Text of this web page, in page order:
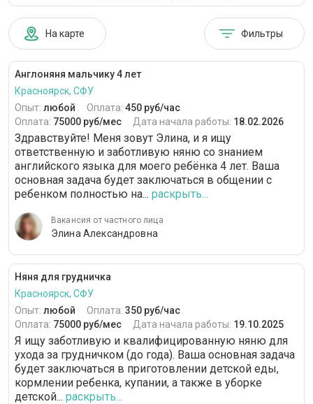
На карте Фильтры
Англоняня мальчику 4 лет
Красноярск, СФУ
Опыт: любой Оплата: 450 руб/час
Оплата: 75000 руб/мес Дата начала работы: 18.02.2026
Здравствуйте! Меня зовут Элина, и я ищу
ответственную и заботливую няню со знанием
английского языка для моего ребёнка 4 лет. Ваша
основная задача будет заключаться в общении с
ребенком полностью на... раскрыть...
Вакансия от частного лица
Элина Александровна
Няня для грудничка
Красноярск, СФУ
Опыт: любой Оплата: 350 руб/час
Оплата: 75000 руб/мес Дата начала работы: 19.10.2025
Я ищу заботливую и квалифицированную няню для
ухода за грудничком (до года). Ваша основная задача
будет заключаться в приготовлении детской еды,
кормлении ребенка, купании, а также в уборке
детской... раскрыть...